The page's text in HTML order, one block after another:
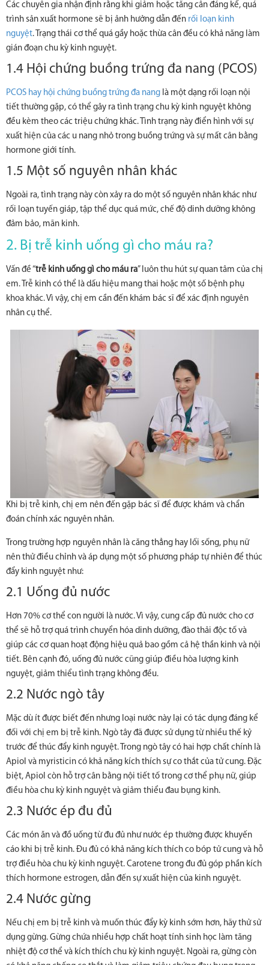
Các chuyên gia nhận định rằng khi giảm hoặc tăng cân đáng kể, quá
trình sản xuất hormone sẽ bị ảnh hưởng dẫn đến rối loạn kinh
nguyệt. Trạng thái cơ thể quá gầy hoặc thừa cân đều có khả năng làm
gián đoạn chu kỳ kinh nguyệt.
1.4 Hội chứng buồng trứng đa nang (PCOS)
PCOS hay hội chứng buồng trứng đa nang là một dạng rối loạn nội
tiết thường gặp, có thể gây ra tình trạng chu kỳ kinh nguyệt không
đều kèm theo các triệu chứng khác. Tình trạng này điển hình với sự
xuất hiện của các u nang nhỏ trong buồng trứng và sự mất cân bằng
hormone giới tính.
1.5 Một số nguyên nhân khác
Ngoài ra, tình trạng này còn xảy ra do một số nguyên nhân khác như
rối loạn tuyến giáp, tập thể dục quá mức, chế độ dinh dưỡng không
đảm bảo, mãn kinh.
2. Bị trễ kinh uống gì cho máu ra?
Vấn đề “trễ kinh uống gì cho máu ra” luôn thu hút sự quan tâm của chị
em. Trễ kinh có thể là dấu hiệu mang thai hoặc một số bệnh phụ
khoa khác. Vì vậy, chị em cần đến khám bác sĩ để xác định nguyên
nhân cụ thể.
Khi bị trễ kinh, chị em nên đến gặp bác sĩ để được khám và chẩn
đoán chính xác nguyên nhân.
Trong trường hợp nguyên nhân là căng thẳng hay lối sống, phụ nữ
nên thử điều chỉnh và áp dụng một số phương pháp tự nhiên để thúc
đẩy kinh nguyệt như:
2.1 Uống đủ nước
Hơn 70% cơ thể con người là nước. Vì vậy, cung cấp đủ nước cho cơ
thể sẽ hỗ trợ quá trình chuyển hóa dinh dưỡng, đào thải độc tố và
giúp các cơ quan hoạt động hiệu quả bao gồm cả hệ thần kinh và nội
tiết. Bên cạnh đó, uống đủ nước cũng giúp điều hòa lượng kinh
nguyệt, giảm thiểu tình trạng không đều.
2.2 Nước ngò tây
Mặc dù ít được biết đến nhưng loại nước này lại có tác dụng đáng kể
đối với chị em bị trễ kinh. Ngò tây đã được sử dụng từ nhiều thế kỷ
trước để thúc đẩy kinh nguyệt. Trong ngò tây có hai hợp chất chính là
Apiol và myristicin có khả năng kích thích sự co thắt của tử cung. Đặc
biệt, Apiol còn hỗ trợ cân bằng nội tiết tố trong cơ thể phụ nữ, giúp
điều hòa chu kỳ kinh nguyệt và giảm thiểu đau bụng kinh.
2.3 Nước ép đu đủ
Các món ăn và đồ uống từ đu đủ như nước ép thường được khuyến
cáo khi bị trễ kinh. Đu đủ có khả năng kích thích co bóp tử cung và hỗ
trợ điều hòa chu kỳ kinh nguyệt. Carotene trong đu đủ góp phần kích
thích hormone estrogen, dẫn đến sự xuất hiện của kinh nguyệt.
2.4 Nước gừng
Nếu chị em bị trễ kinh và muốn thúc đẩy kỳ kinh sớm hơn, hãy thử sử
dụng gừng. Gừng chứa nhiều hợp chất hoạt tính sinh học làm tăng
nhiệt độ cơ thể và kích thích chu kỳ kinh nguyệt. Ngoài ra, gừng còn